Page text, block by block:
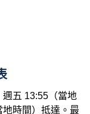
五 13:55（當地
時間）抵達。最